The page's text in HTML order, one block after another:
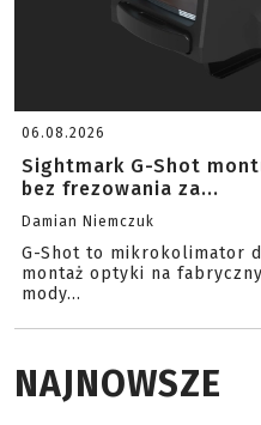
06.08.2026
Sightmark G-Shot
bez frezowania za...
Damian Niemczuk
G-Shot to mikrokolimator
montaż optyki na
mody...
NAJNOWSZE